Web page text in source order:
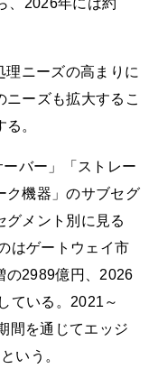
、2026年には約
理ニーズの高まりに
ーズも拡大するこ
。
バー」「ストレー
ク機器」のサブセグ
グメント別に見る
はゲートウェイ市
の2989億円、2026
ている。2021～
間を通じてエッジ
いう。